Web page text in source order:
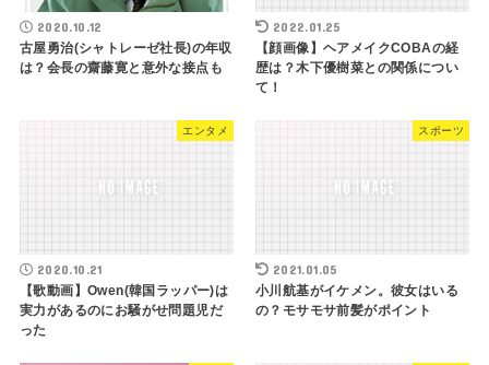
2020.10.12
古屋勇治(シャトレーゼ社長)の年収
は？会長の齋藤寛と意外な接点も
2022.01.25
【顔画像】ヘアメイクCOBAの経
歴は？木下優樹菜との関係につい
て！
エンタメ
2020.10.21
【歌動画】Owen(韓国ラッパー)は
実力があるのにお騒がせ問題児だ
った
スポーツ
2021.01.05
小川航基がイケメン。彼女はいる
の？モサモサ前髪がポイント